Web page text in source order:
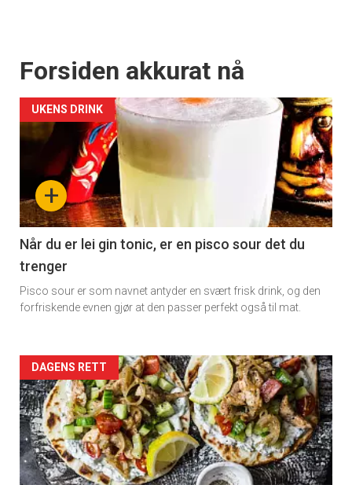
Forsiden akkurat nå
+
UKENS DRINK
Når du er lei gin tonic, er en pisco sour det du
trenger
Pisco sour er som navnet antyder en svært frisk drink, og den
forfriskende evnen gjør at den passer perfekt også til mat.
Forsiden
akkurat
nå
-
DAGENS RETT